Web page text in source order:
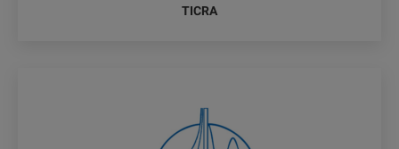
TICRA